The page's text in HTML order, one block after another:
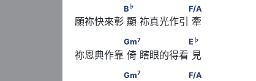
B ♭ F/A
B ♭ F/A
願祢快來彰 顯 袮真光作引 牽
Gm7 E
Gm7 E ♭
祢恩典作靠 倚 瞎眼的得看 見
Gm7 F/A
Gm7 F/A